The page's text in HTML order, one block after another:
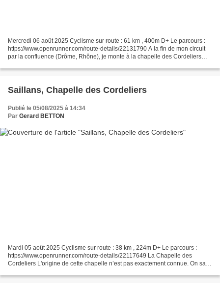
Mercredi 06 août 2025 Cyclisme sur route : 61 km , 400m D+ Le parcours :
https://www.openrunner.com/route-details/22131790 A la fin de mon circuit
par la confluence (Drôme, Rhône), je monte à la chapelle des Cordeliers
Saillans, Chapelle des Cordeliers
Publié le 05/08/2025 à 14:34
Par Gerard BETTON
Mardi 05 août 2025 Cyclisme sur route : 38 km , 224m D+ Le parcours :
https://www.openrunner.com/route-details/22117649 La Chapelle des
Cordeliers L'origine de cette chapelle n’est pas exactement connue. On sait